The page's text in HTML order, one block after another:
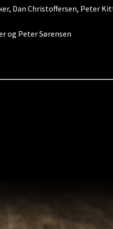
Dan Christoffersen, Peter
og Peter Sørensen